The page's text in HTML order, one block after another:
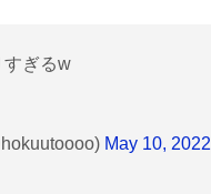
すぎるw
May 10, 2022